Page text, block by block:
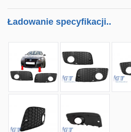
Ładowanie specyfikacji..